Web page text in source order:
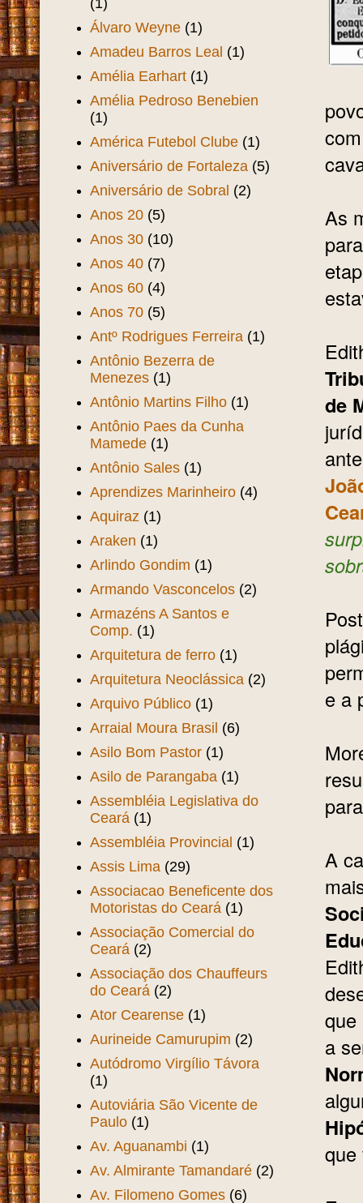
As
de
e a
A
que
a
que
Álvaro Weyne (1)
Amadeu Barros Leal (1)
Amélia Earhart (1)
Amélia Pedroso Benebien
(1)
América Futebol Clube (1)
Aniversário de Fortaleza (5)
Aniversário de Sobral (2)
Anos 20 (5)
Anos 30 (10)
Anos 40 (7)
Anos 60 (4)
Anos 70 (5)
Antº Rodrigues Ferreira (1)
Antônio Bezerra de
Menezes (1)
Antônio Martins Filho (1)
Antônio Paes da Cunha
Mamede (1)
Antônio Sales (1)
Aprendizes Marinheiro (4)
Aquiraz (1)
Araken (1)
Arlindo Gondim (1)
Armando Vasconcelos (2)
Armazéns A Santos e
Comp. (1)
Arquitetura de ferro (1)
Arquitetura Neoclássica (2)
Arquivo Público (1)
Arraial Moura Brasil (6)
Asilo Bom Pastor (1)
Asilo de Parangaba (1)
Assembléia Legislativa do
Ceará (1)
Assembléia Provincial (1)
Assis Lima (29)
Associacao Beneficente dos
Motoristas do Ceará (1)
Associação Comercial do
Ceará (2)
Associação dos Chauffeurs
do Ceará (2)
Ator Cearense (1)
Aurineide Camurupim (2)
Autódromo Virgílio Távora
(1)
Autoviária São Vicente de
Paulo (1)
Av. Aguanambi (1)
Av. Almirante Tamandaré (2)
Av. Filomeno Gomes (6)